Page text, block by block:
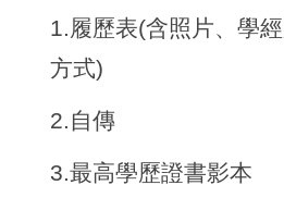
1.履歷表(含照片、學
方式)
2. 自傳
3.最高學歷證書影本